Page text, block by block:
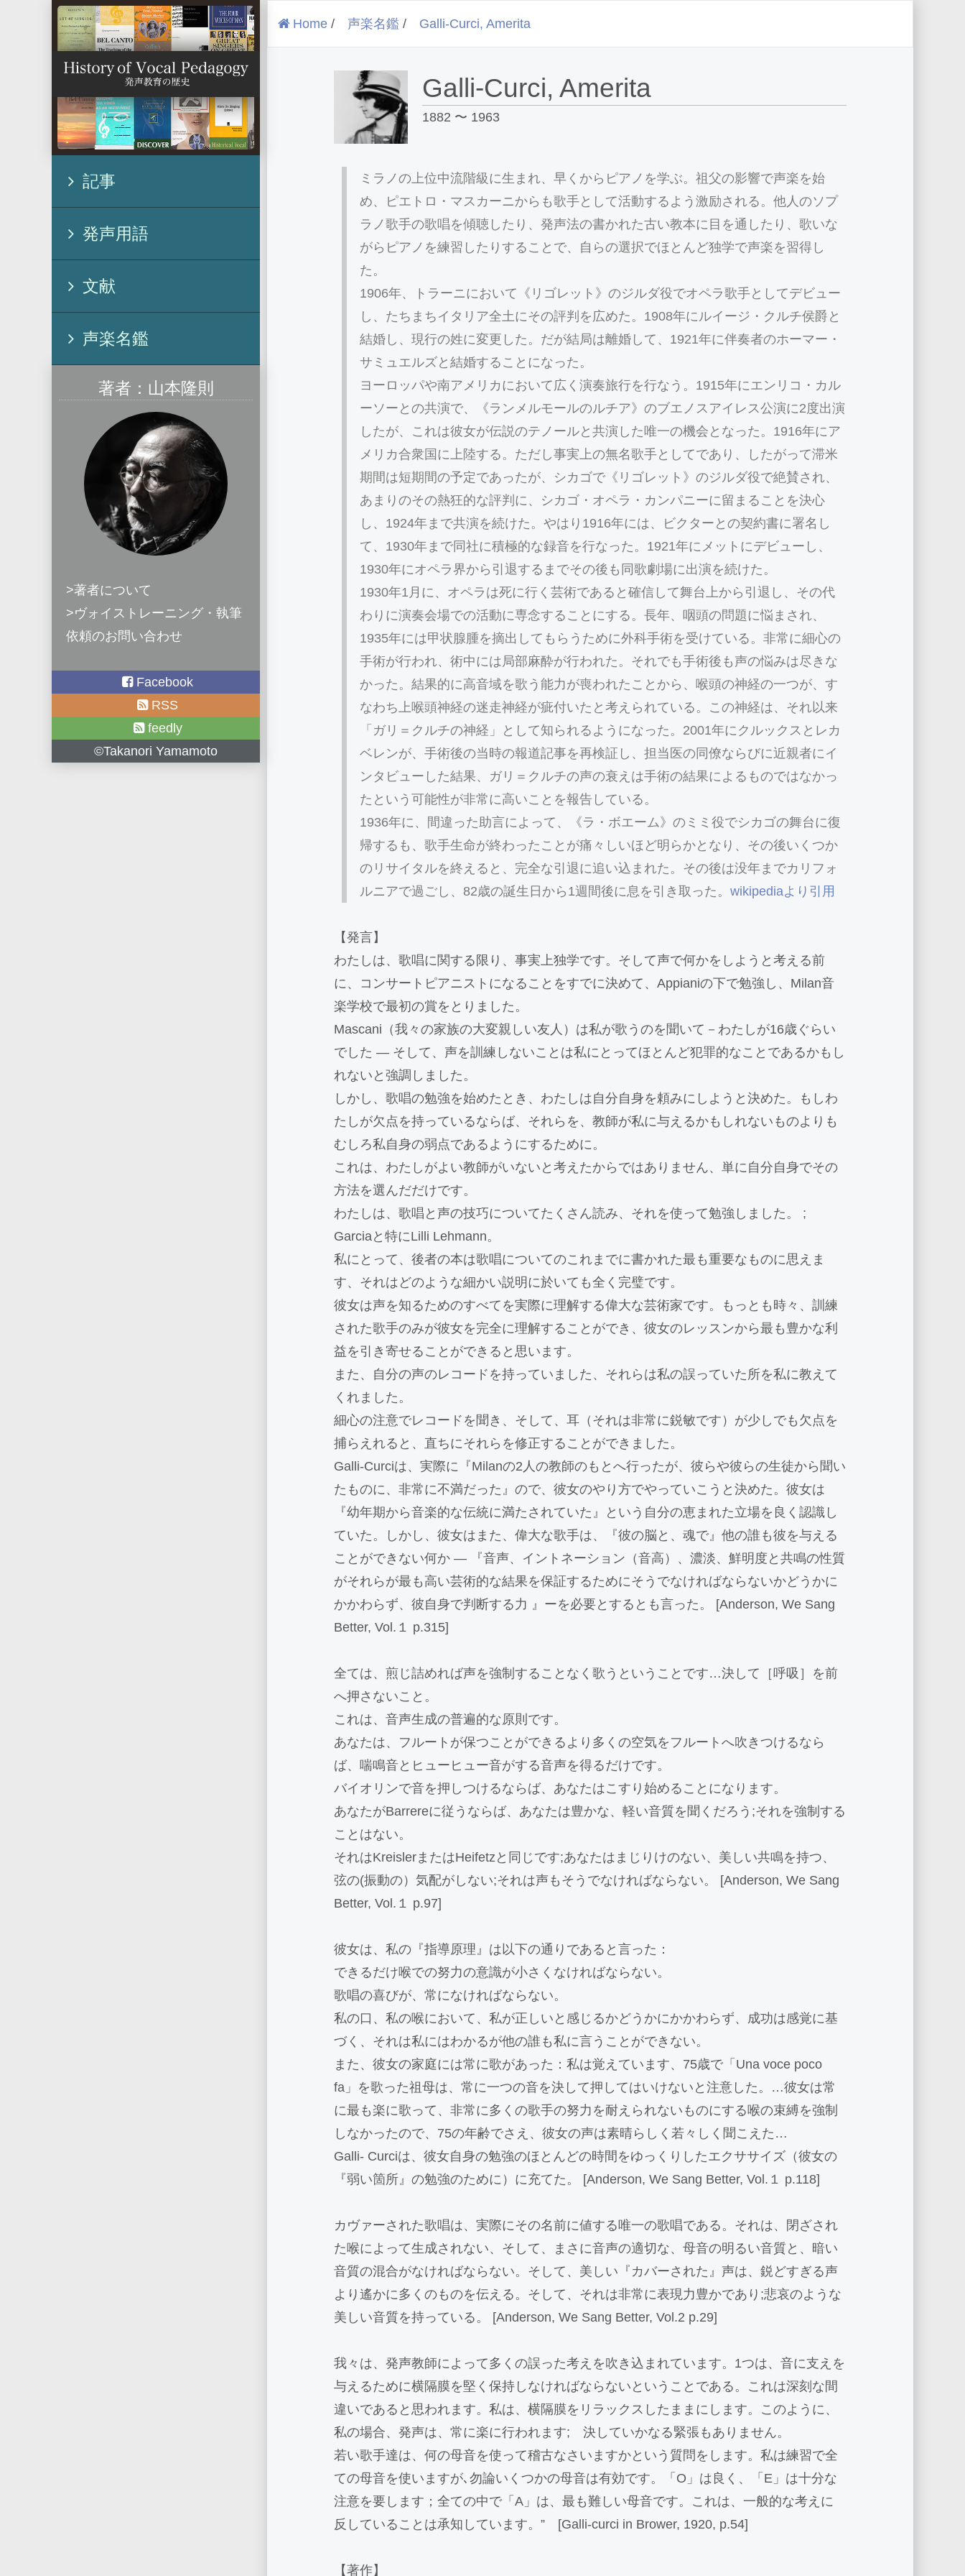
記事
発声用語
文献
声楽名鑑
Home / 声楽名鑑 / Galli-Curci, Amerita
Galli-Curci, Amerita
1882 〜 1963
ミラノの上位中流階級に生まれ、早くからピアノを学ぶ。祖父の影響で声楽を始
め、ピエトロ・マスカーニからも歌手として活動するよう激励される。他人のソプ
ラノ歌手の歌唱を傾聴したり、発声法の書かれた古い教本に目を通したり、歌いな
がらピアノを練習したりすることで、自らの選択でほとんど独学で声楽を習得し
た。
1906年、トラーニにおいて《リゴレット》のジルダ役でオペラ歌手としてデビュー
し、たちまちイタリア全土にその評判を広めた。1908年にルイージ・クルチ侯爵と
結婚し、現行の姓に変更した。だが結局は離婚して、1921年に伴奏者のホーマー・
サミュエルズと結婚することになった。
ヨーロッパや南アメリカにおいて広く演奏旅行を行なう。1915年にエンリコ・カル
ーソーとの共演で、《ランメルモールのルチア》のブエノスアイレス公演に2度出演
したが、これは彼女が伝説のテノールと共演した唯一の機会となった。1916年にア
メリカ合衆国に上陸する。ただし事実上の無名歌手としてであり、したがって滞米
期間は短期間の予定であったが、シカゴで《リゴレット》のジルダ役で絶賛され、
あまりのその熱狂的な評判に、シカゴ・オペラ・カンパニーに留まることを決心
し、1924年まで共演を続けた。やはり1916年には、ビクターとの契約書に署名し
て、1930年まで同社に積極的な録音を行なった。1921年にメットにデビューし、
1930年にオペラ界から引退するまでその後も同歌劇場に出演を続けた。
1930年1月に、オペラは死に行く芸術であると確信して舞台上から引退し、その代
わりに演奏会場での活動に専念することにする。長年、咽頭の問題に悩まされ、
1935年には甲状腺腫を摘出してもらうために外科手術を受けている。非常に細心の
手術が行われ、術中には局部麻酔が行われた。それでも手術後も声の悩みは尽きな
かった。結果的に高音域を歌う能力が喪われたことから、喉頭の神経の一つが、す
なわち上喉頭神経の迷走神経が疵付いたと考えられている。この神経は、それ以来
「ガリ＝クルチの神経」として知られるようになった。2001年にクルックスとレカ
ベレンが、手術後の当時の報道記事を再検証し、担当医の同僚ならびに近親者にイ
ンタビューした結果、ガリ＝クルチの声の衰えは手術の結果によるものではなかっ
たという可能性が非常に高いことを報告している。
1936年に、間違った助言によって、《ラ・ボエーム》のミミ役でシカゴの舞台に復
帰するも、歌手生命が終わったことが痛々しいほど明らかとなり、その後いくつか
のリサイタルを終えると、完全な引退に追い込まれた。その後は没年までカリフォ
ルニアで過ごし、82歳の誕生日から1週間後に息を引き取った。wikipediaより引用
【発言】
わたしは、歌唱に関する限り、事実上独学です。そして声で何かをしようと考える前
に、コンサートピアニストになることをすでに決めて、Appianiの下で勉強し、Milan音
楽学校で最初の賞をとりました。
Mascani（我々の家族の大変親しい友人）は私が歌うのを聞いて－わたしが16歳ぐらい
でした ― そして、声を訓練しないことは私にとってほとんど犯罪的なことであるかもし
れないと強調しました。
しかし、歌唱の勉強を始めたとき、わたしは自分自身を頼みにしようと決めた。もしわ
たしが欠点を持っているならば、それらを、教師が私に与えるかもしれないものよりも
むしろ私自身の弱点であるようにするために。
これは、わたしがよい教師がいないと考えたからではありません、単に自分自身でその
方法を選んだだけです。
わたしは、歌唱と声の技巧についてたくさん読み、それを使って勉強しました。 ;
Garciaと特にLilli Lehmann。
私にとって、後者の本は歌唱についてのこれまでに書かれた最も重要なものに思えま
す、それはどのような細かい説明に於いても全く完璧です。
彼女は声を知るためのすべてを実際に理解する偉大な芸術家です。もっとも時々、訓練
された歌手のみが彼女を完全に理解することができ、彼女のレッスンから最も豊かな利
益を引き寄せることができると思います。
また、自分の声のレコードを持っていました、それらは私の誤っていた所を私に教えて
くれました。
細心の注意でレコードを聞き、そして、耳（それは非常に鋭敏です）が少しでも欠点を
捕らえれると、直ちにそれらを修正することができました。
Galli-Curciは、実際に『Milanの2人の教師のもとへ行ったが、彼らや彼らの生徒から聞い
たものに、非常に不満だった』ので、彼女のやり方でやっていこうと決めた。彼女は
『幼年期から音楽的な伝統に満たされていた』という自分の恵まれた立場を良く認識し
ていた。
しかし、彼女はまた、偉大な歌手は、『彼の脳と、魂で』他の誰も彼を与える
ことができない何か ― 『音声、イントネーション（音高）、濃淡、鮮明度と共鳴の性質
がそれらが最も高い芸術的な結果を保証するためにそうでなければならないかどうかに
かかわらず、彼自身で判断する力 』ーを必要とするとも言った。 [Anderson, We Sang
Better, Vol.１ p.315]
全ては、煎じ詰めれば声を強制することなく歌うということです…決して［呼吸］を前
へ押さないこと。
これは、音声生成の普遍的な原則です。
あなたは、フルートが保つことができるより多くの空気をフルートへ吹きつけるなら
ば、喘鳴音とヒューヒュー音がする音声を得るだけです。
バイオリンで音を押しつけるならば、あなたはこすり始めることになります。
あなたがBarrereに従うならば、あなたは豊かな、軽い音質を聞くだろう;それを強制する
ことはない。
それはKreislerまたはHeifetzと同じです;あなたはまじりけのない、美しい共鳴を持つ、
弦の(振動の）気配がしない;それは声もそうでなければならない。 [Anderson, We Sang
Better, Vol.１ p.97]
彼女は、私の『指導原理』は以下の通りであると言った：
できるだけ喉での努力の意識が小さくなければならない。
歌唱の喜びが、常になければならない。
私の口、私の喉において、私が正しいと感じるかどうかにかかわらず、成功は感覚に基
づく、それは私にはわかるが他の誰も私に言うことができない。
また、彼女の家庭には常に歌があった：私は覚えています、75歳で「Una voce poco
fa」を歌った祖母は、常に一つの音を決して押してはいけないと注意した。…彼女は常
に最も楽に歌って、非常に多くの歌手の努力を耐えられないものにする喉の束縛を強制
しなかったので、75の年齢でさえ、彼女の声は素晴らしく若々しく聞こえた…
Galli- Curciは、彼女自身の勉強のほとんどの時間をゆっくりしたエクササイズ（彼女の
『弱い箇所』の勉強のために）に充てた。 [Anderson, We Sang Better, Vol.１ p.118]
カヴァーされた歌唱は、実際にその名前に値する唯一の歌唱である。それは、閉ざされ
た喉によって生成されない、そして、まさに音声の適切な、母音の明るい音質と、暗い
音質の混合がなければならない。そして、美しい『カバーされた』声は、鋭どすぎる声
より遙かに多くのものを伝える。そして、それは非常に表現力豊かであり;悲哀のような
美しい音質を持っている。 [Anderson, We Sang Better, Vol.2 p.29]
我々は、発声教師によって多くの誤った考えを吹き込まれています。1つは、音に支えを
与えるために横隔膜を堅く保持しなければならないということである。これは深刻な間
違いであると思われます。私は、横隔膜をリラックスしたままにします。このように、
私の場合、発声は、常に楽に行われます; 決していかなる緊張もありません。
若い歌手達は、何の母音を使って稽古なさいますかという質問をします。私は練習で全
ての母音を使いますが､勿論いくつかの母音は有効です。「O」は良く、「E」は十分な
注意を要します；全ての中で「A」は、最も難しい母音です。これは、一般的な考えに
反していることは承知しています。” [Galli-curci in Brower, 1920, p.54]
【著作】
著者：山本隆則
>著者について
>ヴォイストレーニング・執筆
依頼のお問い合わせ
Facebook
RSS
feedly
©Takanori Yamamoto